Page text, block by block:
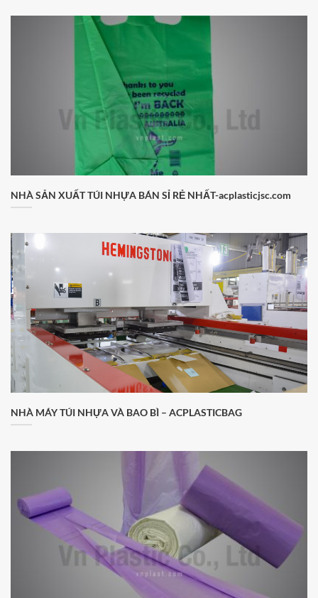
NHÀ SẢN XUẤT TÚI NHỰA BÁN SỈ RẺ NHẤT-acplasticjsc.com
NHÀ MÁY TÚI NHỰA VÀ BAO BÌ – ACPLASTICBAG